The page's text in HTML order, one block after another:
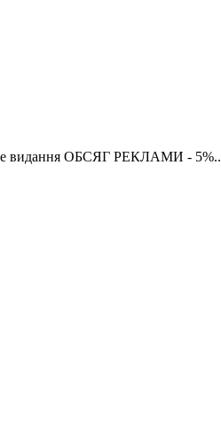
видання ОБСЯГ РЕКЛАМИ - 5%..